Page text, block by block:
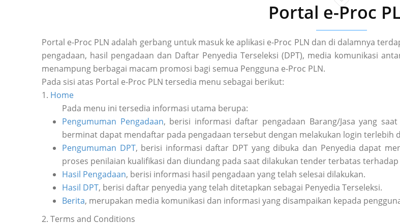
Portal e-Proc
Portal e-Proc PLN adalah gerbang untuk masuk ke aplikasi e-Proc PLN dan di dalamnya
pengadaan, hasil pengadaan dan Daftar Penyedia Terseleksi (DPT), media komunikasi
menampung berbagai macam promosi bagi semua Pengguna e-Proc PLN.
Pada sisi atas Portal e-Proc PLN tersedia menu sebagai berikut:
1. Home
Pada menu ini tersedia informasi utama berupa:
Pengumuman Pengadaan, berisi informasi daftar pengadaan Barang/Jasa yang
berminat dapat mendaftar pada pengadaan tersebut dengan melakukan login terlebih
Pengumuman DPT, berisi informasi daftar DPT yang dibuka dan Penyedia dapat
proses penilaian kualifikasi dan diundang pada saat dilakukan tender terbatas terhadap
Hasil Pengadaan, berisi informasi hasil pengadaan yang telah selesai dilakukan.
Hasil DPT, berisi daftar penyedia yang telah ditetapkan sebagai Penyedia Terseleksi.
Berita, merupakan media komunikasi dan informasi yang disampaikan kepada
2. Terms and Conditions